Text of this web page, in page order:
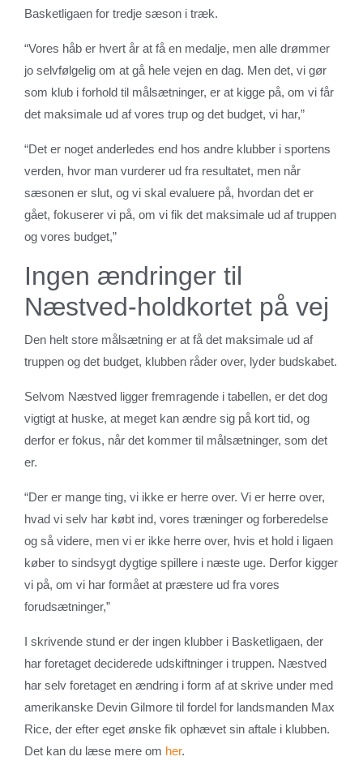
Basketligaen for tredje sæson i træk.
“Vores håb er hvert år at få en medalje, men alle drømmer
jo selvfølgelig om at gå hele vejen en dag. Men det, vi gør
som klub i forhold til målsætninger, er at kigge på, om vi får
det maksimale ud af vores trup og det budget, vi har,”
“Det er noget anderledes end hos andre klubber i sportens
verden, hvor man vurderer ud fra resultatet, men når
sæsonen er slut, og vi skal evaluere på, hvordan det er
gået, fokuserer vi på, om vi fik det maksimale ud af truppen
og vores budget,”
Ingen ændringer til
Næstved-holdkortet på vej
Den helt store målsætning er at få det maksimale ud af
truppen og det budget, klubben råder over, lyder budskabet.
Selvom Næstved ligger fremragende i tabellen, er det dog
vigtigt at huske, at meget kan ændre sig på kort tid, og
derfor er fokus, når det kommer til målsætninger, som det
er.
“Der er mange ting, vi ikke er herre over. Vi er herre over,
hvad vi selv har købt ind, vores træninger og forberedelse
og så videre, men vi er ikke herre over, hvis et hold i ligaen
køber to sindsygt dygtige spillere i næste uge. Derfor kigger
vi på, om vi har formået at præstere ud fra vores
forudsætninger,”
I skrivende stund er der ingen klubber i Basketligaen, der
har foretaget deciderede udskiftninger i truppen. Næstved
har selv foretaget en ændring i form af at skrive under med
amerikanske Devin Gilmore til fordel for landsmanden Max
Rice, der efter eget ønske fik ophævet sin aftale i klubben.
Det kan du læse mere om her.